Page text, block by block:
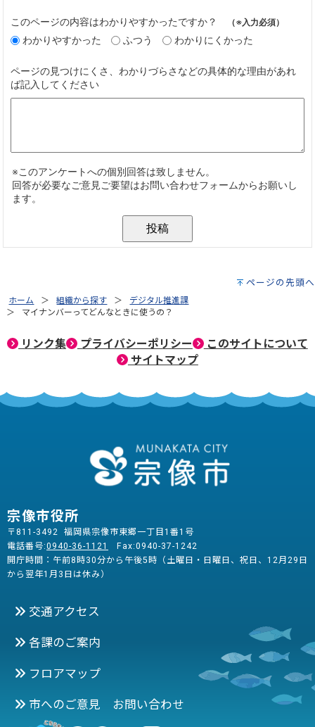
ページの先頭へ
ホーム 組織から探す
デジタル推進課
マイナンバーってどんなときに使うの？
リンク集 プライバシーポリシー
このサイトについて
サイトマップ
宗像市役所
〒811-3492 福岡県宗像市東郷一丁目1番1号
電話番号:0940-36-1121
Fax:0940-37-1242
開庁時間：午前8時30分から午後5時（土曜日・日曜日、祝日、12月29日
から翌年1月3日は休み）
交通アクセス
各課のご案内
フロアマップ
市へのご意見 お問い合わせ